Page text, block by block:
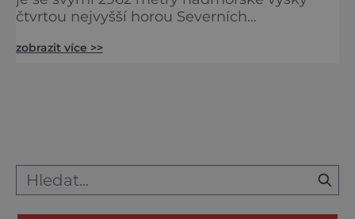
čtvrtou nejvyšší horou Severních
z městečka Eibsee nebo rakouského
zobrazit více >>